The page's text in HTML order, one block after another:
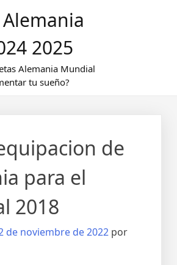
2025
Alemania Mundial
tu sueño?
de
para el
2018
de noviembre de 2022 por